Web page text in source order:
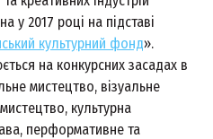
у 2017 році на підставі
культурний фонд».
на конкурсних засадах в
мистецтво, візуальне
культурна
перформативне та